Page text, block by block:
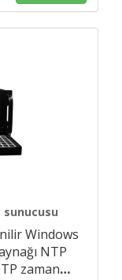
sunucusu
Windows
NTP
zaman…